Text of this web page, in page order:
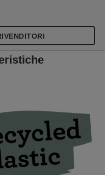
nella nostra
è famosa per il suo
"skärgård" in
tratto ispirazione
questa macchina. In
e ideale per il
con diversi
poster o